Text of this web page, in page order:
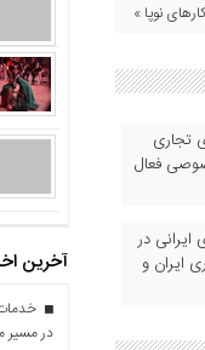
نوپا »
تجاری
فعال
در
دلاری ایران و
آخرین
در مسیر